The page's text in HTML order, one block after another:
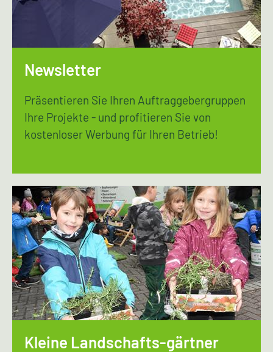
Newsletter
Präsentieren Sie Ihren Auftraggebergruppen
Ihre Projekte - und profitieren Sie von
kostenloser Werbung für Ihren Betrieb!
Kleine Landschafts-gärtner